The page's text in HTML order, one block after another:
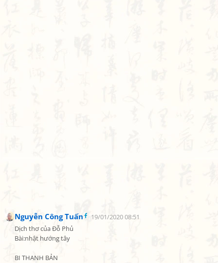
Nguyễn Công Tuấn
19/01/2020 08:51
Dịch thơ của Đỗ Phủ
Bài:nhật hướng tây
BI THANH BẢN